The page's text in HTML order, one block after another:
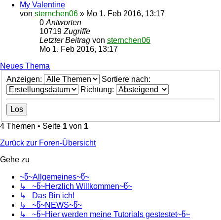
My Valentine
von sternchen06 » Mo 1. Feb 2016, 13:17
0 Antworten
10719 Zugriffe
Letzter Beitrag von sternchen06
Mo 1. Feb 2016, 13:17
Neues Thema
Anzeigen:
Sortiere nach:
Richtung:
4 Themen • Seite 1 von 1
Zurück zur Foren-Übersicht
Gehe zu
~წ~Allgemeines~წ~
↳ ~წ~Herzlich Willkommen~წ~
↳ Das Bin ich!
↳ ~წ~NEWS~წ~
↳ ~წ~Hier werden meine Tutorials gestestet~წ~